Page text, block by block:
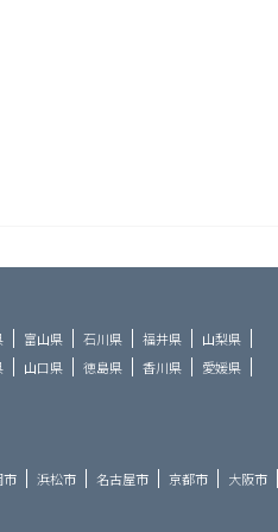
富山県 石川県 福井県
山梨県
山口県 徳島県 香川県
愛媛県
市 浜松市 名古屋市 京都市
大阪市